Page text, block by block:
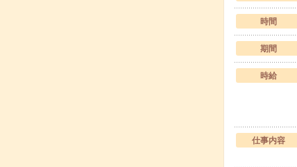
時間
期間
時給
仕事内容